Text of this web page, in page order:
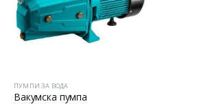
ПУМПИ ЗА ВОДА
Вакумска пумпа